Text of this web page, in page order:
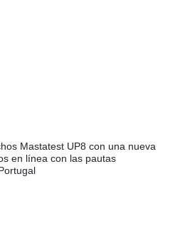
Mastatest UP8 con una nueva
en línea con las pautas